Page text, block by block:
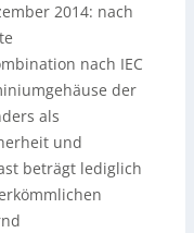
2014: nach
nach IEC
der
als
und
beträgt lediglich